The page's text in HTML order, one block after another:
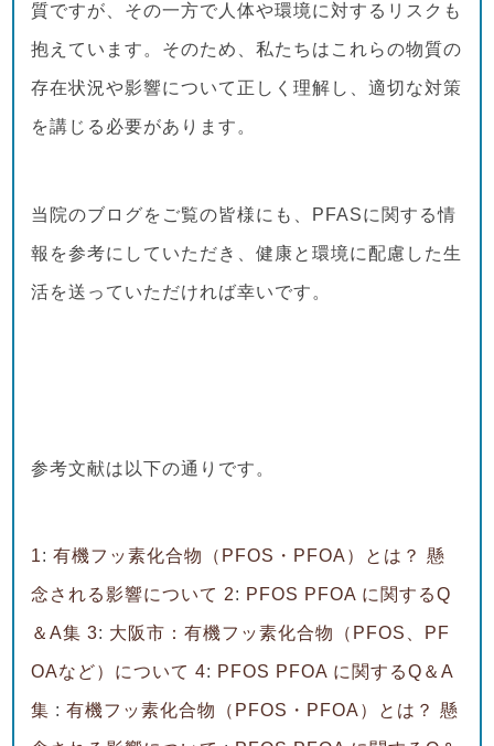
質ですが、その一方で人体や環境に対するリスクも
抱えています。そのため、私たちはこれらの物質の
存在状況や影響について正しく理解し、適切な対策
を講じる必要があります。
当院のブログをご覧の皆様にも、PFASに関する情
報を参考にしていただき、健康と環境に配慮した生
活を送っていただければ幸いです。
参考文献は以下の通りです。
1: 有機フッ素化合物（PFOS・PFOA）とは？ 懸
念される影響について 2: PFOS PFOA に関するQ
＆A集 3: 大阪市：有機フッ素化合物（PFOS、PF
OAなど）について 4: PFOS PFOA に関するQ＆A
集 : 有機フッ素化合物（PFOS・PFOA）とは？ 懸